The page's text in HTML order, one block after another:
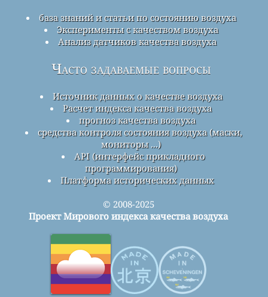
база знаний и статьи по состоянию воздуха
Эксперименты с качеством воздуха
Анализ датчиков качества воздуха
Часто задаваемые вопросы
Источник данных о качестве воздуха
Расчет индекса качества воздуха
прогноз качества воздуха
средства контроля состояния воздуха (маски,
мониторы ...)
API (интерфейс прикладного
программирования)
Платформа исторических данных
© 2008-2025
Проект Мирового индекса качества воздуха